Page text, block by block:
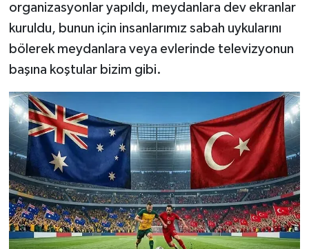
organizasyonlar yapıldı, meydanlara dev ekranlar
kuruldu, bunun için insanlarımız sabah uykularını
bölerek meydanlara veya evlerinde televizyonun
başına koştular bizim gibi.